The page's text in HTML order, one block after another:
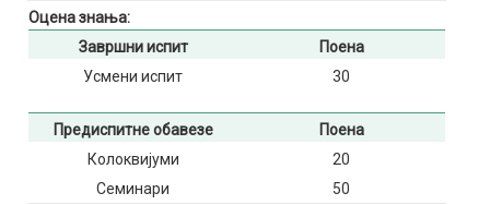
Оцена знања:
Завршни испит
Поена
Усмени испит
30
Предиспитне обавезе
Поена
Колоквијуми
20
Семинари
50